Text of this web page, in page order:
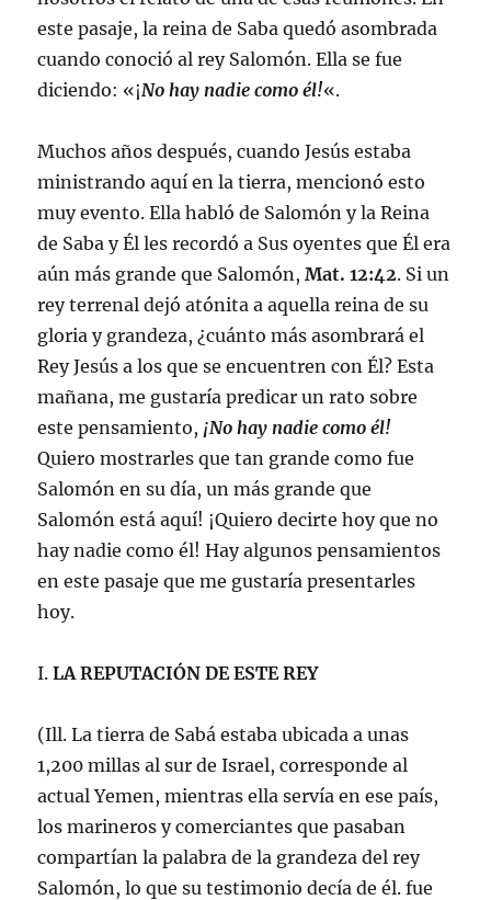
este pasaje, la reina de Saba quedó asombrada
cuando conoció al rey Salomón. Ella se fue
diciendo: «¡No hay nadie como él!«.
Muchos años después, cuando Jesús estaba
ministrando aquí en la tierra, mencionó esto
muy evento. Ella habló de Salomón y la Reina
de Saba y Él les recordó a Sus oyentes que Él era
aún más grande que Salomón,Mat. 12:42. Si un
rey terrenal dejó atónita a aquella reina de su
gloria y grandeza, ¿cuánto más asombrará el
Rey Jesús a los que se encuentren con Él? Esta
mañana, me gustaría predicar un rato sobre
este pensamiento, ¡No hay nadie como él!
Quiero mostrarles que tan grande como fue
Salomón en su día, un más grande que
Salomón está aquí! ¡Quiero decirte hoy que no
hay nadie como él! Hay algunos pensamientos
en este pasaje que me gustaría presentarles
hoy.
I.LA REPUTACIÓN DE ESTE REY
(Ill. La tierra de Sabá estaba ubicada a unas
1,200 millas al sur de Israel, corresponde al
actual Yemen, mientras ella servía en ese país,
los marineros y comerciantes que pasaban
compartían la palabra de la grandeza del rey
Salomón, lo que su testimonio decía de él. fue